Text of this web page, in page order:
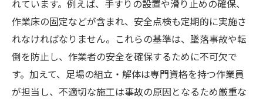
れています。例えば、手すりの設置や滑り止めの確保、
作業床の固定などが含まれ、安全点検も定期的に実施さ
れなければなりません。これらの基準は、墜落事故や転
倒を防止し、作業者の安全を確保するために不可欠で
す。加えて、足場の組立・解体は専門資格を持つ作業員
が担当し、不適切な施工は事故の原因となるため厳重な